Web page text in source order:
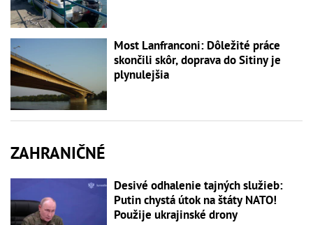
Most Lanfranconi: Dôležité práce
skončili skôr, doprava do Sitiny je
plynulejšia
ZAHRANIČNÉ
Desivé odhalenie tajných služieb:
Putin chystá útok na štáty NATO!
Použije ukrajinské drony